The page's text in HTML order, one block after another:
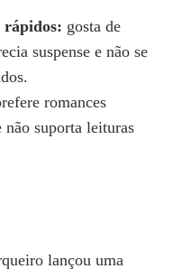
rápidos: gosta de
suspense e não se
romances
não suporta leituras
lançou uma